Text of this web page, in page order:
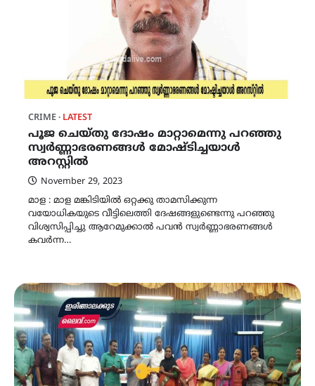
CRIME LATEST
പൂജ ചെയ്തു ദോഷം മാറ്റാമെന്നു പറഞ്ഞു
സ്വർണ്ണാഭരണങ്ങൾ മോഷ്ടിച്ചയാൾ
അറസ്റ്റിൽ
November 29, 2023
മാള : മാള മങ്കിടിയിൽ ഒറ്റക്കു താമസിക്കുന്ന
വയോധികയുടെ വീട്ടിലെത്തി ദേഷങ്ങളുണ്ടെന്നു പറഞ്ഞു
വിശ്വസിപ്പിച്ചു ആറേമുക്കാൽ പവൻ സ്വർണ്ണാഭരണങ്ങൾ
കവർന്ന…